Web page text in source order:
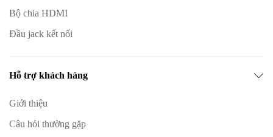
Bộ chia HDMI
Đầu jack kết nối
Hỗ trợ khách hàng
Giới thiệu
Câu hỏi thường gặp